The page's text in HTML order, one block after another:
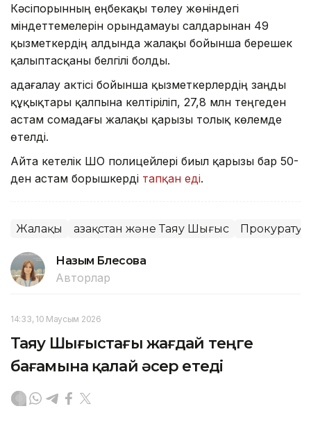
Кәсіпорынның еңбекақы төлеу жөніндегі
міндеттемелерін орындамауы салдарынан 49
қызметкердің алдында жалақы бойынша берешек
қалыптасқаны белгілі болды.
Қадағалау актісі бойынша қызметкерлердің заңды
құқықтары қалпына келтіріліп, 27,8 млн теңгеден
астам сомадағы жалақы қарызы толық көлемде
өтелді.
Айта кетелік ШҚО полицейлері биыл қарызы бар 50-
ден астам борышкерді тапқан еді.
Жалақы Қазақстан және Таяу Шығыс
Назым Бөлесова
Авторлар
14:33, 10 Маусым 2026
Таяу Шығыстағы жағдай теңге
бағамына қалай әсер етеді